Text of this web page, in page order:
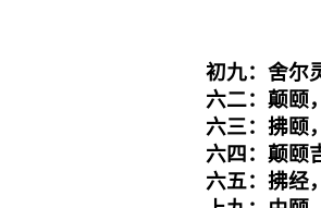
初九：舍尔
六二：颠颐
六三：拂颐
六四：颠颐
六五：拂经